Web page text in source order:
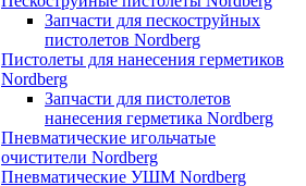
Запчасти для пескоструйных
пистолетов Nordberg
Пистолеты для нанесения герметиков
Nordberg
Запчасти для пистолетов
нанесения герметика Nordberg
Пневматические игольчатые
очистители Nordberg
Пневматические УШМ Nordberg